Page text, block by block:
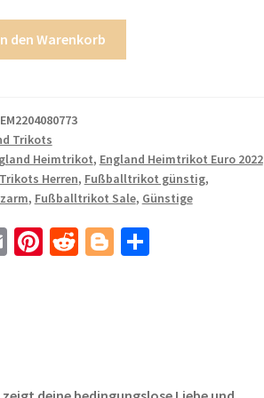
den Warenkorb
Trikots
Heimtrikot, England Heimtrikot Euro 2022
Herren, Fußballtrikot günstig,
, Fußballtrikot Sale, Günstige
E Pi R Bl T